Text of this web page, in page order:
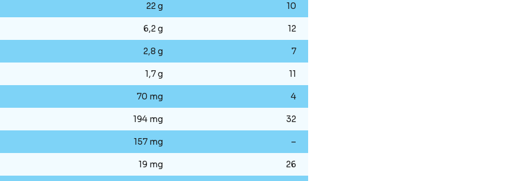
22 g 10
6,2 g 12
2,8 g 7
1,7 g 11
70 mg 4
194 mg 32
157 mg –
19 mg 26